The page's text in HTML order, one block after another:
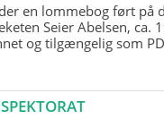
en lommebog ført på
Seier Abelsen, ca.
og tilgængelig som